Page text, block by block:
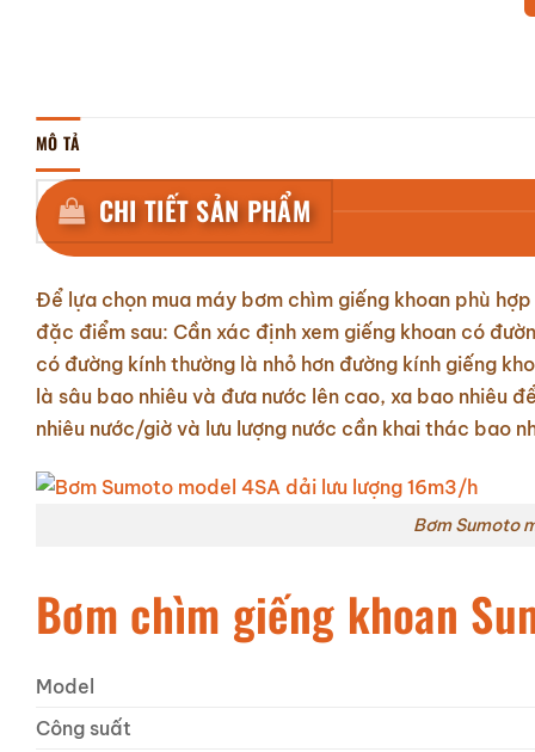
MÔ TẢ
CHI TIẾT SẢN PHẨM
Để lựa chọn mua máy bơm chìm giếng khoan phù
đặc điểm sau: Cần xác định xem giếng khoan có
có đường kính thường là nhỏ hơn đường kính giếng
là sâu bao nhiêu và đưa nước lên cao, xa bao nhiêu
nhiêu nước/giờ và lưu lượng nước cần khai thác bao
Bơm Sumoto
Bơm chìm giếng khoan
Model
Công suất